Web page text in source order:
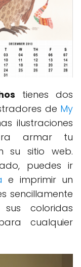
tienes dos
de My
ilustraciones
armar tu
su sitio web.
puedes ir
e imprimir un
sencillamente
coloridas
cualquier